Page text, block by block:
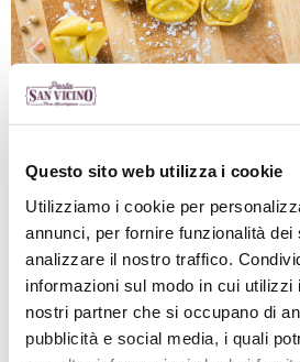
Questo sito web utilizza i cookie
Utilizziamo i cookie per
annunci, per fornire funzionalità dei
analizzare il nostro traffico.
informazioni sul modo in cui utilizzi
nostri partner che si occupano di
pubblicità e social media, i quali
INGREDIENTI: semola di
prosciutto crudo